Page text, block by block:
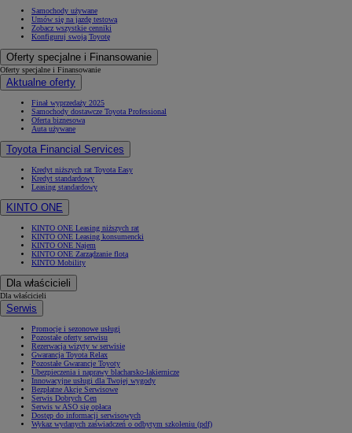
Samochody używane
Umów się na jazdę testową
Zobacz wszystkie cenniki
Konfiguruj swoją Toyotę
Oferty specjalne i Finansowanie
Oferty specjalne i Finansowanie
Aktualne oferty
Finał wyprzedaży 2025
Samochody dostawcze Toyota Professional
Oferta biznesowa
Auta używane
Toyota Financial Services
Kredyt niższych rat Toyota Easy
Kredyt standardowy
Leasing standardowy
KINTO ONE
KINTO ONE Leasing niższych rat
KINTO ONE Leasing konsumencki
KINTO ONE Najem
KINTO ONE Zarządzanie flotą
KINTO Mobility
Dla właścicieli
Dla właścicieli
Serwis
Promocje i sezonowe usługi
Pozostałe oferty serwisu
Rezerwacja wizyty w serwisie
Gwarancja Toyota Relax
Pozostałe Gwarancje Toyoty
Ubezpieczenia i naprawy blacharsko-lakiernicze
Innowacyjne usługi dla Twojej wygody
Bezpłatne Akcje Serwisowe
Serwis Dobrych Cen
Serwis w ASO się opłaca
Dostęp do informacji serwisowych
Wykaz wydanych zaświadczeń o odbytym szkoleniu (pdf)